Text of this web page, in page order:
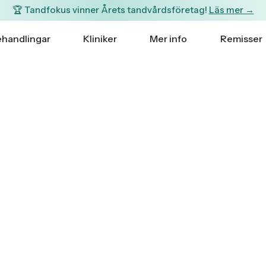
🏆 Tandfokus vinner Årets tandvårdsföretag! Läs mer →
Kliniker Mer info Remisser